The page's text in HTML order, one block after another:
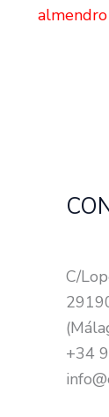
almendro
C/
+34